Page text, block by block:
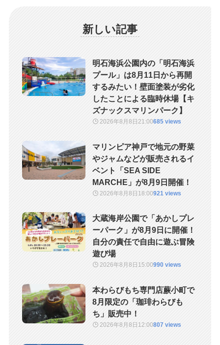
新しい記事
明石海浜公園内の「明石海浜
プール」は8月11日から再開
するみたい！壁面塗装が劣化
したことによる臨時休場【キ
ズナックスマリンパーク】
2026年8月8日 21:00685 views
マリンピア神戸で地元の野菜
やジャムなどが販売されるイ
ベント「SEA SIDE
MARCHE」が8月9日開催！
2026年8月8日 18:00921 views
大蔵海岸公園で「あかしプレ
ーパーク」が8月9日に開催！
自分の責任で自由に遊ぶ冒険
遊び場
2026年8月8日 15:00990 views
本わらびもち専門店蕨小町で
8月限定の「珈琲わらびも
ち」販売中！
2026年8月8日 12:00807 views